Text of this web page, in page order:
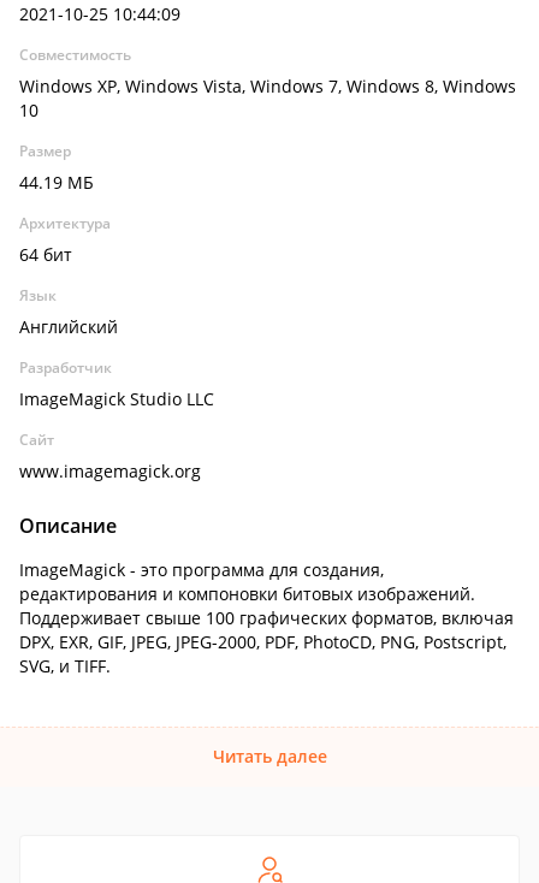
2021-10-25 10:44:09
Совместимость
Windows XP, Windows Vista, Windows 7, Windows 8, Windows
10
Размер
44.19 МБ
Архитектура
64 бит
Язык
Английский
Разработчик
ImageMagick Studio LLC
Сайт
www.imagemagick.org
Описание
ImageMagick - это программа для создания,
редактирования и компоновки битовых изображений.
Поддерживает свыше 100 графических форматов, включая
DPX, EXR, GIF, JPEG, JPEG-2000, PDF, PhotoCD, PNG, Postscript,
SVG, и TIFF.
Читать далее